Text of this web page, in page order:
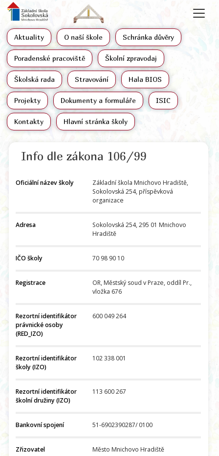
Aktuality O naší škole Schránka důvěry
Poradenské pracoviště Školní zpravodaj
Školská rada Stravování Hala BIOS
Projekty Dokumenty a formuláře ISIC
Kontakty Hlavní stránka školy
Info dle zákona 106/99
Oficiální název školy
Základní škola Mnichovo Hradiště,
Sokolovská 254, příspěvková
organizace
Adresa
Sokolovská 254, 295 01 Mnichovo
Hradiště
IČO školy 70 98 90 10
Registrace
OR, Městský soud v Praze, oddíl Pr.,
vložka 676
Rezortní identifikátor
právnické osoby
(RED_IZO)
600 049 264
Rezortní identifikátor
školy (IZO)
102 338 001
Rezortní identifikátor
školní družiny (IZO)
113 600 267
Bankovní spojení 51-6902390287/ 0100
Zřizovatel Město Mnichovo Hradiště